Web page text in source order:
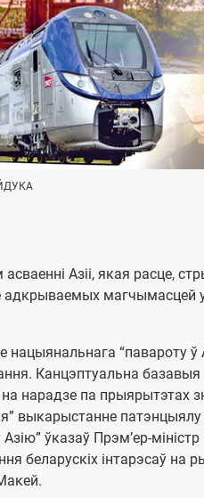
Азіі, якая расце,
магчымасцей
“павароту ў
Канцэптуальна базавыя
нарадзе па прыярытэтах
выкарыстанне патэнцыялу
ўказаў Прэм’ер-
беларускіх інтарэсаў на